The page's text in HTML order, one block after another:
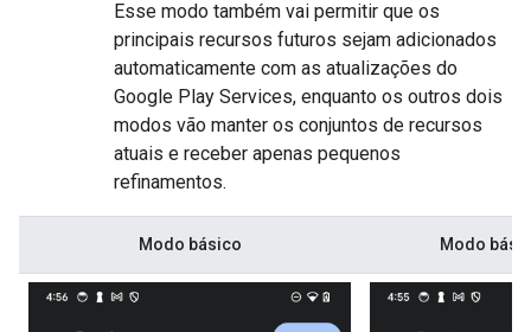
Esse modo também vai permitir que os
principais recursos futuros sejam adicionados
automaticamente com as atualizações do
Google Play Services, enquanto os outros dois
modos vão manter os conjuntos de recursos
atuais e receber apenas pequenos
refinamentos.
Modo básico Modo